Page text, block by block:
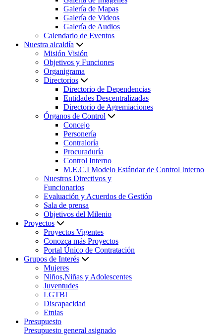
Galería de Mapas
Galería de Videos
Galería de Audios
Calendario de Eventos
Nuestra alcaldía
Misión Visión
Objetivos y Funciones
Organigrama
Directorios
Directorio de Dependencias
Entidades Descentralizadas
Directorio de Agremiaciones
Órganos de Control
Concejo
Personería
Contraloría
Procuraduría
Control Interno
M.E.C.I Modelo Estándar de Control Interno
Nuestros Directivos y
Funcionarios
Evaluación y Acuerdos de Gestión
Sala de prensa
Objetivos del Milenio
Proyectos
Proyectos Vigentes
Conozca más Proyectos
Portal Único de Contratación
Grupos de Interés
Mujeres
Niños,Niñas y Adolescentes
Juventudes
LGTBI
Discapacidad
Etnias
Presupuesto
Presupuesto general asignado